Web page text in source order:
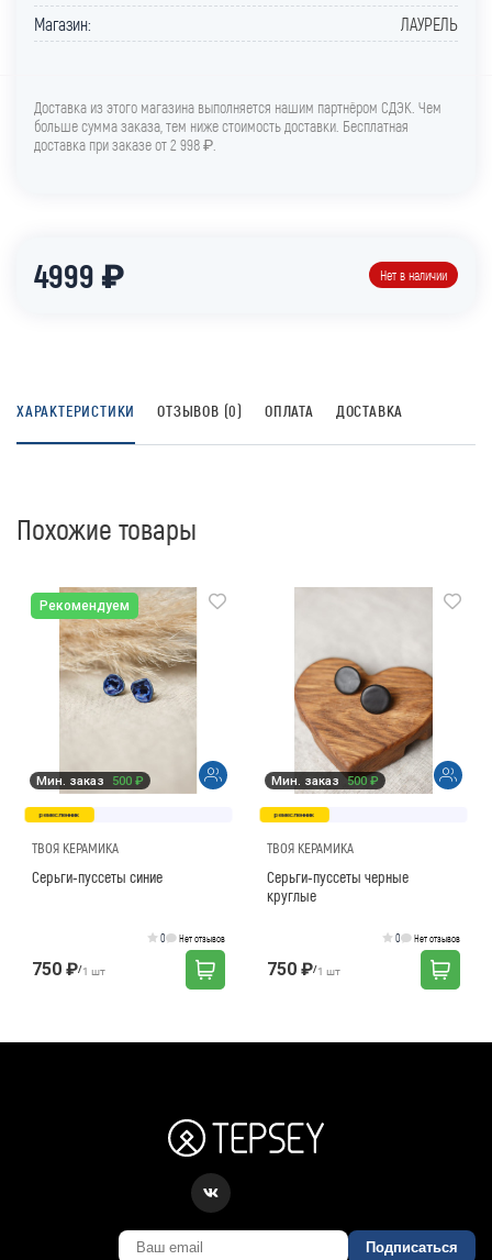
Магазин:
ЛАУРЕЛЬ
Доставка из этого магазина выполняется нашим партнёром СДЭК. Чем
больше сумма заказа, тем ниже стоимость доставки. Бесплатная
доставка при заказе от 2 998 ₽.
4999 ₽ Нет в наличии
ХАРАКТЕРИСТИКИ ОТЗЫВОВ (0) ОПЛАТА ДОСТАВКА
Похожие товары
Рекомендуем
Мин. заказ 500 ₽
ремесленник
ТВОЯ КЕРАМИКА
Серьги-пуссеты синие
0 Нет отзывов
750 ₽/1 шт
Мин. заказ 500 ₽
ремесленник
ТВОЯ КЕРАМИКА
Серьги-пуссеты черные
круглые
0 Нет отзывов
750 ₽/1 шт
Подписаться